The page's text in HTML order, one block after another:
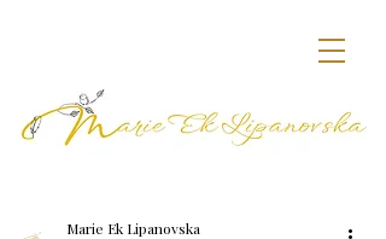
Marie Ek Lipanovska